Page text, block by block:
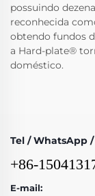
possuindo
reconhecida
obtendo fundos
a Hard-plate®
doméstico.
Tel / WhatsApp
+86-
E-mail: